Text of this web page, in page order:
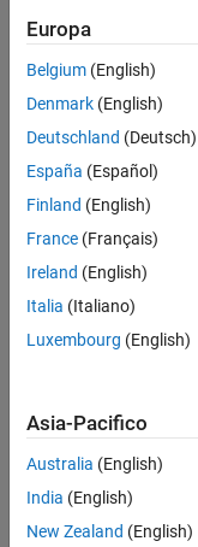
Europa
Belgium (English)
Denmark (English)
Deutschland (Deutsch)
España (Español)
Finland (English)
France (Français)
Ireland (English)
Italia (Italiano)
Luxembourg (English)
Asia-Pacifico
Australia (English)
India (English)
New Zealand (English)
Centro di fiducia
Antipirateria
Stato
© 1994-2026 The